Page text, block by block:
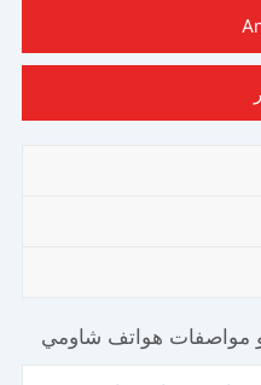
و مواصفات هواتف شاومي